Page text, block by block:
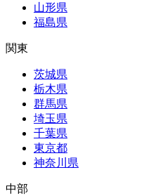
山形県
福島県
関東
茨城県
栃木県
群馬県
埼玉県
千葉県
東京都
神奈川県
中部